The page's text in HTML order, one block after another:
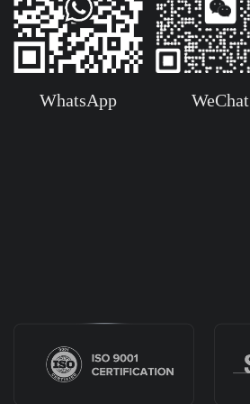
WhatsApp WeChat